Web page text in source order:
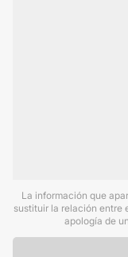
La información que
sustituir la relación entre
apología de